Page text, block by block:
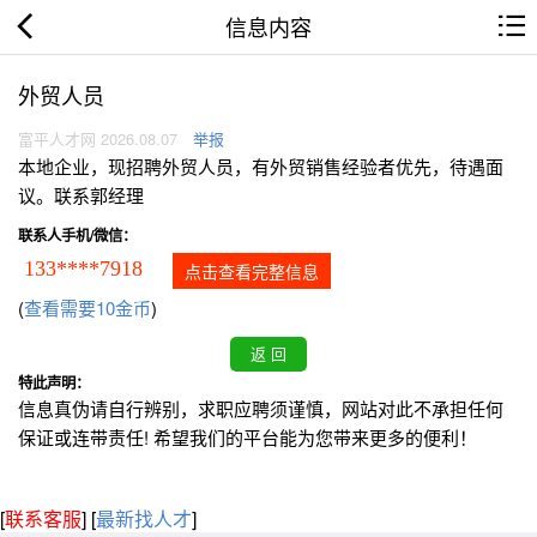
信息内容
外贸人员
富平人才网 2026.08.07 举报
本地企业，现招聘外贸人员，有外贸销售经验者优先，待遇面
议。联系郭经理
联系人手机/微信：
133****7918 点击查看完整信息
(查看需要10金币)
特此声明：
信息真伪请自行辨别，求职应聘须谨慎，网站对此不承担任何
保证或连带责任! 希望我们的平台能为您带来更多的便利！
[联系客服] [最新找人才]